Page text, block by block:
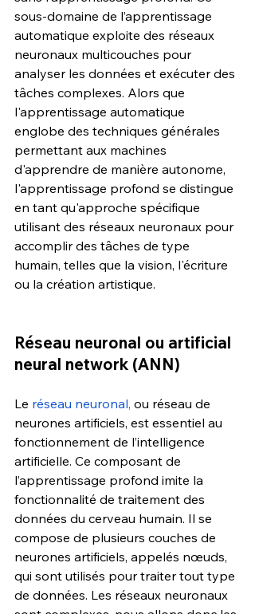
sous-domaine de l’apprentissage
automatique exploite des réseaux
neuronaux multicouches pour
analyser les données et exécuter des
tâches complexes. Alors que
l'apprentissage automatique
englobe des techniques générales
permettant aux machines
d'apprendre de manière autonome,
l'apprentissage profond se distingue
en tant qu'approche spécifique
utilisant des réseaux neuronaux pour
accomplir des tâches de type
humain, telles que la vision, l'écriture
ou la création artistique.
Réseau neuronal ou artificial
neural network (ANN)
Le réseau neuronal, ou réseau de
neurones artificiels, est essentiel au
fonctionnement de l’intelligence
artificielle. Ce composant de
l’apprentissage profond imite la
fonctionnalité de traitement des
données du cerveau humain. Il se
compose de plusieurs couches de
neurones artificiels, appelés nœuds,
qui sont utilisés pour traiter tout type
de données. Les réseaux neuronaux